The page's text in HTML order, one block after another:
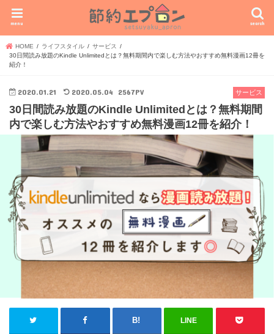
search
menu
HOME ライフスタイル
サービス
30日間読み放題のKindle Unlimitedとは？無料期間内で楽しむ方法やおすすめ無料漫画12冊を
紹介！
サービス
2020.01.21 2020.05.04 2567PV
30日間読み放題のKindle Unlimitedとは？無料期間
内で楽しむ方法やおすすめ無料漫画12冊を紹介！
LINE